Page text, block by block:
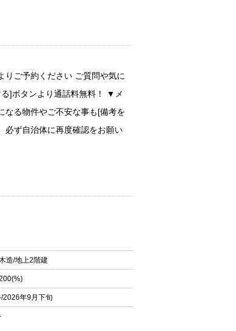
ご予約ください ご質問や気に
]ボタンより通話料無料！ ▼メ
なる物件やご不安な事も[備考を
ず自治体に再度確認をお願い
造/地上2階建
2026年9月下旬